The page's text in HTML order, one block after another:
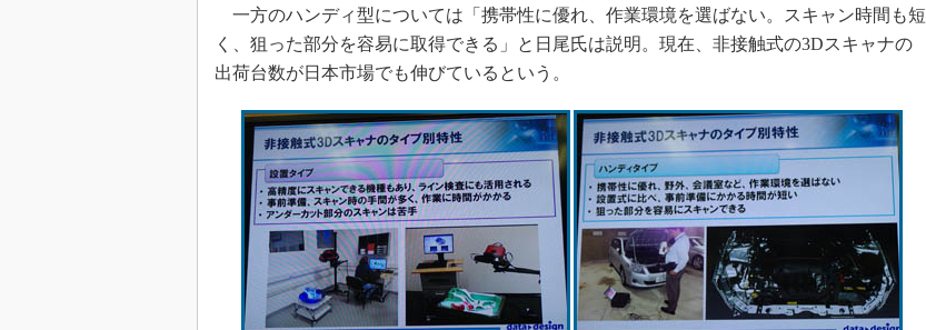
一方のハンディ型については「携帯性に優れ、作業環境を選ばない。スキャン時間も短
く、狙った部分を容易に取得できる」と日尾氏は説明。現在、非接触式の3Dスキャナの
出荷台数が日本市場でも伸びているという。